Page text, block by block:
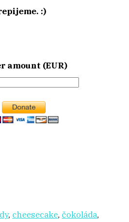
:)
amount (EUR)
, cheesecake, čokoláda,